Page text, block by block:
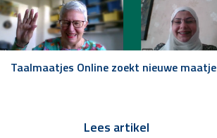
Taalmaatjes Online zoekt nieuwe
Lees artikel